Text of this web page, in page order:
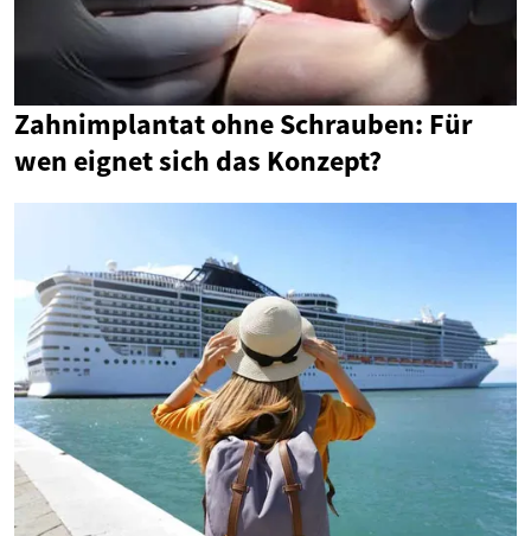
Zahnimplantat ohne Schrauben: Für
wen eignet sich das Konzept?